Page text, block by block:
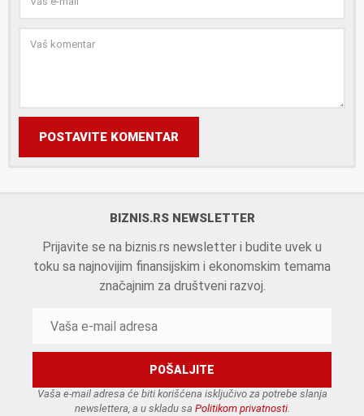
POSTAVITE KOMENTAR
BIZNIS.RS NEWSLETTER
Prijavite se na biznis.rs newsletter i budite uvek u
toku sa najnovijim finansijskim i ekonomskim temama
značajnim za društveni razvoj.
Vaša e-mail adresa će biti korišćena isključivo za potrebe slanja
newslettera, a u skladu sa Politikom privatnosti.